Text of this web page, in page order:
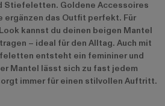
Stiefeletten. Goldene Accessoires
ergänzen das Outfit perfekt. Für
kannst du deinen beigen Mantel
– ideal für den Alltag. Auch mit
entsteht ein femininer und
Mantel lässt sich zu fast jedem
immer für einen stilvollen Auftritt.